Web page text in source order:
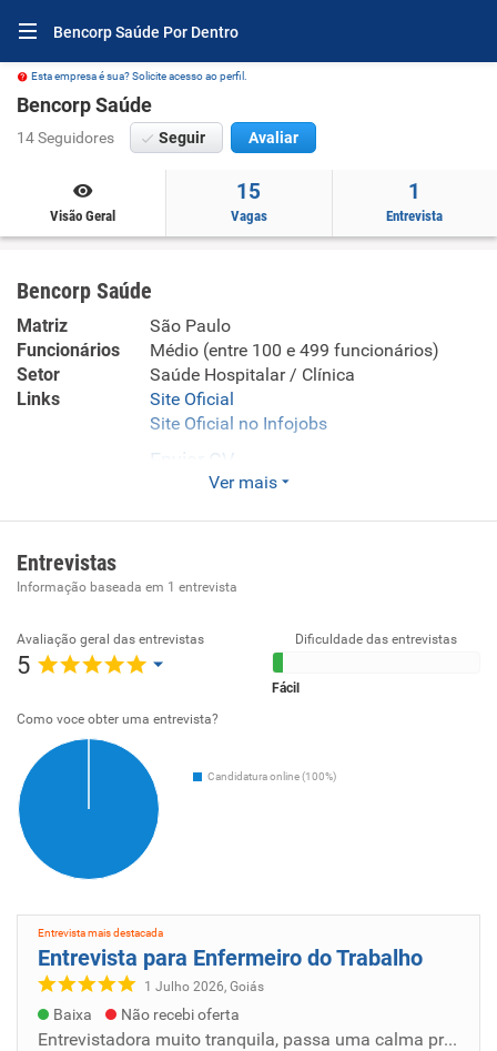
Bencorp Saúde Por Dentro
Esta empresa é sua? Solicite acesso ao perfil.
Bencorp Saúde
14 Seguidores Seguir Avaliar
Visão Geral
15
Vagas
1
Entrevista
Bencorp Saúde
Matriz
São Paulo
Funcionários
Médio (entre 100 e 499 funcionários)
Setor
Saúde Hospitalar / Clínica
Links
Site Oficial
Site Oficial no Infojobs
Enviar CV
administram os riscos de doenças de seus profissionais.
Ver mais
Entrevistas
Informação baseada em 1 entrevista
Avaliação geral das entrevistas
5
Dificuldade das entrevistas
Fácil
Como voce obter uma entrevista?
Candidatura online (100%)
Entrevista mais destacada
Entrevista para Enfermeiro do Trabalho
1 Julho 2026, Goiás
Baixa Não recebi oferta
Entrevistadora muito tranquila, passa uma calma pra podermos conversar melhor. Perguntou sobre mim e depois sobre as experiências profission...